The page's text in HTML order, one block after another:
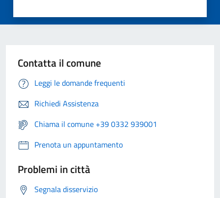
Contatta il comune
Leggi le domande frequenti
Richiedi Assistenza
Chiama il comune +39 0332 939001
Prenota un appuntamento
Problemi in città
Segnala disservizio